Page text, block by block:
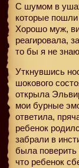
С шумом в ушах
которые
Хорошо муж,
реагировала,
то бы я не
Уткнувшись
шокового
открыла
мои бурные
ответила,
ребенок
забрали в
была поверить
что ребенок